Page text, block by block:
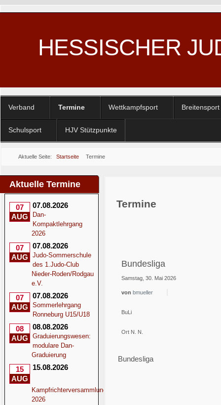
HESSISCHER
Verband Termine Wettkampfsport Breitensport
Schulsport HJV Stützpunkte
Aktuelle Seite: Startseite Termine
Aktuelle Termine
07
AUG
07.08.2026
Dan-
Kompaktlehrgang
2026
07
AUG
07.08.2026
Judo-Sommerschule
des 1.Judo-Club
Nieder-Roden/Rodgau
e.V.
07
AUG
07.08.2026
Sommerlehrgang
Ronneburg U15/U18
08
AUG
08.08.2026
Graduierungswesen:
modulare Dan-
Graduierung
15
AUG
15.08.2026
Kampfrichterversammlung
2026
Termine
Bundesliga
Samstag, 30. Mai 2026
vonbmueller
BuLi
Ort N. N.
Bundesliga